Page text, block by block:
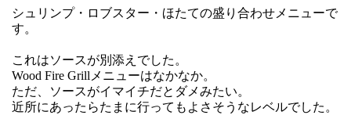
シュリンプ・ロブスター・ほたての盛り合わせメニューで
す。
これはソースが別添えでした。
Wood Fire Grillメニューはなかなか。
ただ、ソースがイマイチだとダメみたい。
近所にあったらたまに行ってもよさそうなレベルでした。